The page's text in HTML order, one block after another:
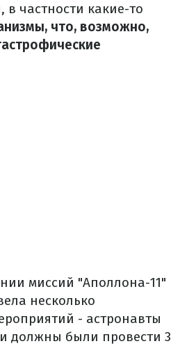
частности какие-то
что, возможно,
миссий "Аполлона-11"
несколько
- астронавты
должны были провести 3